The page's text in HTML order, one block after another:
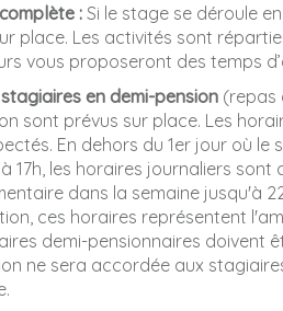
: Si le stage se déroule
place. Les activités sont
vous proposeront des temps
en demi-pension (repas
sont prévus sur place. Les
En dehors du 1er jour où
17h, les horaires journaliers
dans la semaine jusqu'à
ces horaires représentent
demi-pensionnaires doivent
ne sera accordée aux